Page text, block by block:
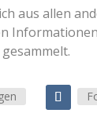
aus allen
gesammelt.